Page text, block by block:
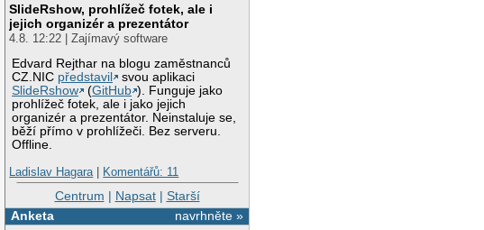
SlideRshow, prohlížeč fotek, ale i
jejich organizér a prezentátor
4.8. 12:22 | Zajímavý software
Edvard Rejthar na blogu zaměstnanců
CZ.NIC představil
svou aplikaci
SlideRshow
(GitHub ). Funguje jako
prohlížeč fotek, ale i jako jejich
organizér a prezentátor. Neinstaluje se,
běží přímo v prohlížeči. Bez serveru.
Offline.
Ladislav Hagara| Komentářů: 11
Centrum | Napsat| Starší
navrhněte »
Anketa